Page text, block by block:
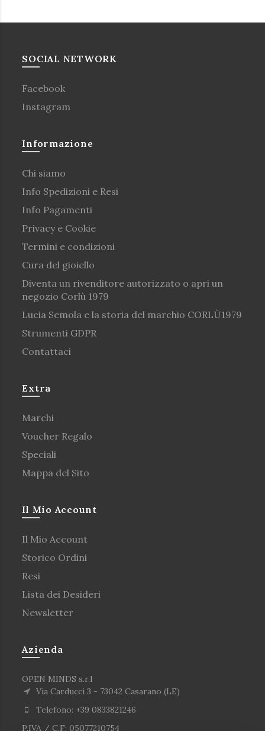
SOCIAL NETWORK
Facebook
Instagram
Informazione
Chi siamo
Info Spedizioni e Resi
Info Pagamenti
Privacy e Cookie
Termini e condizioni
Cura del gioiello
Diventa un rivenditore autorizzato o apri un
negozio Corlù 1979
Lucia Semola e la storia del marchio CORLÙ1979
Strumenti GDPR
Contattaci
Extra
Marchi
Voucher Regalo
Speciali
Mappa del Sito
Il Mio Account
Il Mio Account
Storico Ordini
Resi
Lista dei Desideri
Newsletter
Azienda
OPEN MINDS s.r.l
Via Carducci 3 - 73042 Casarano (LE)
Telefono: +39 0833821246
P.IVA / C.F: 05077210754